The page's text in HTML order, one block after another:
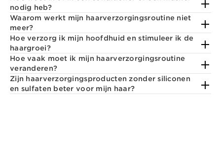
nodig heb?
Waarom werkt mijn haarverzorgingsroutine niet
meer?
Hoe verzorg ik mijn hoofdhuid en stimuleer ik de
haargroei?
Hoe vaak moet ik mijn haarverzorgingsroutine
veranderen?
Zijn haarverzorgingsproducten zonder siliconen
en sulfaten beter voor mijn haar?